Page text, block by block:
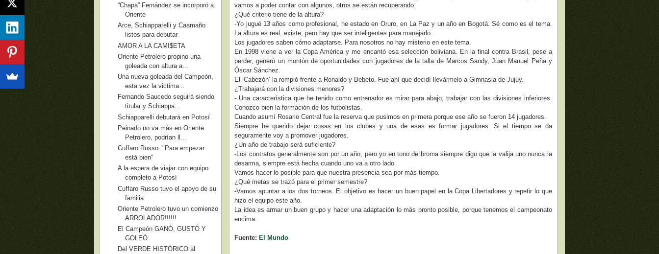
vamos a poder contar con algunos, otros se están recuperando.
¿Qué criterio tiene de la altura?
-Yo jugué 13 años como profesional, he estado en Oruro, en La Paz y un año en Bogotá. Sé como es el tema.
La altura es real, existe, pero hay que ser inteligentes para manejarlo.
Los jugadores saben cómo adaptarse. Para nosotros no hay misterio en este tema.
En 1998 viene a ver la Copa América y me encantó esa selección boliviana. En la final contra Brasil, pese a
perder, generó un montón de oportunidades con jugadores de la talla de Marcos Sandy, Juan Manuel Peña y
Óscar Sánchez.
El ‘Cabezón’ la rompió frente a Ronaldo y Bebeto. Fue ahí que decidí llevármelo a Gimnasia de Jujuy.
¿Trabajará con la divisiones menores?
- Una característica que he tenido como entrenador es mirar para abajo, trabajar con las divisiones inferiores.
Conozco bien la formación de los futbolistas.
Cuando asumí Rosario Central fue la reserva que pusimos en primera porque ese año se fueron 14 jugadores.
Siempre he querido dejar cosas en los clubes y una de esas es formar jugadores. Si el tiempo se da
seguramente voy a promover jugadores.
¿Un año de trabajo será suficiente?
-Los contratos generalmente son por un año, pero yo en tono de broma siempre digo que la valija uno nunca la
desarma, siempre está hecha cuando uno va a otro lado.
Vamos hacer lo posible para que nuestra presencia sea por más tiempo.
¿Qué metas se trazó para el primer semestre?
-Vamos apuntar a los dos torneos. El objetivo es hacer un buen papel en la Copa Libertadores y repetir lo que
hizo el equipo este año.
La idea es armar un buen grupo y hacer una adaptación lo más pronto posible, porque tenemos el campeonato
encima.
Fuente: El Mundo
“Chapa” Fernández se incorporó a
Oriente
Arce, Schiapparelli y Caamaño
listos para debutar
AMOR A LA CAMI$ETA
Oriente Petrolero propino una
goleada con altura a...
Una nueva goleada del Campeón,
esta vez la victima...
Fernando Saucedo seguirá siendo
titular y Schiappa...
Schiapparelli debutará en Potosí
Peinado no va más en Oriente
Petrolero, podrían ll...
Cuffaro Russo: "Para empezar
está bien"
A la espera de viajar con equipo
completo a Potosí
Cuffaro Russo tuvo el apoyo de su
familia
Oriente Petrolero tuvo un comienzo
ARROLADOR!!!!!!
El Campeón GANÓ, GUSTÓ Y
GOLEÓ
Del VERDE HISTÓRICO al